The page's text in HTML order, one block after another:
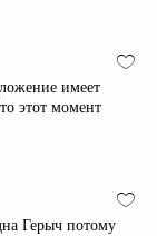
имеет
этот момент
Герыч потому